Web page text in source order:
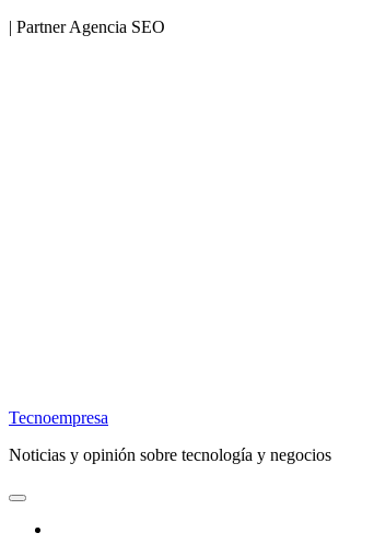
| Partner Agencia SEO
Tecnoempresa
Noticias y opinión sobre tecnología y negocios